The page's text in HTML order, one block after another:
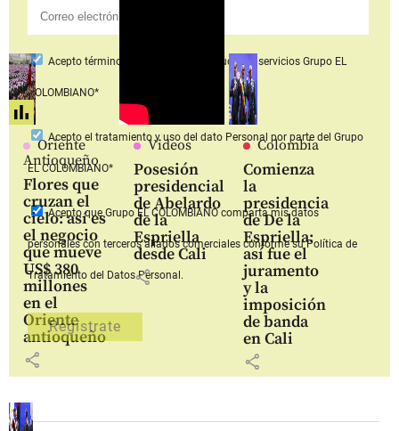
Oriente
Antioqueño
Flores que
cruzan el
cielo: así es
el negocio
que mueve
US$ 380
millones
en el
Oriente
antioqueño
share
Videos
Posesión
presidencial
de Abelardo
de la
Espriella
desde Cali
share
Colombia
Comienza
la
presidencia
de De la
Espriella:
así fue el
juramento
y la
imposición
de banda
en Cali
share
Aceptotérminos y condiciones productos y serviciosGrupo EL
COLOMBIANO*
Acepto el tratamiento y uso del dato Personal por parte del Grupo
EL COLOMBIANO*
Acepto que Grupo EL COLOMBIANOcomparta mis datos
personales con terceros aliados comerciales conforme su Política de
Tratamiento del Datos Personal.